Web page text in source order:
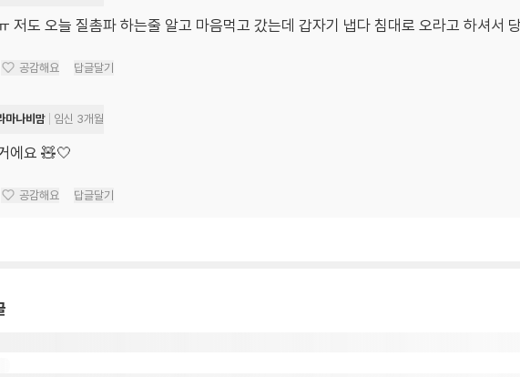
저도 오늘 질촘파 하는줄 알고 마음먹고 갔는데 갑자기 냅다 침대로 오라고 하셔서
공감해요 답글달기
마나비맘 임신 3개월
에요 🧸🤍
공감해요 답글달기